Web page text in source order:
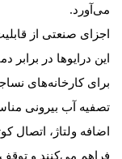
می‌آورد.
اجزای صنعتی از
این درایوها در
برای کارخانه‌های
تصفیه آب بیرونی
اضافه ولتاژ، اتصال
فراهم می‌کنند و